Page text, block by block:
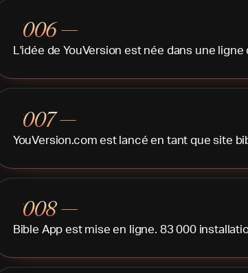
2006 —
L'idée de YouVersion est née dans une
2007 —
YouVersion.com est lancé en tant que site
2008 —
Bible App est mise en ligne. 83 000